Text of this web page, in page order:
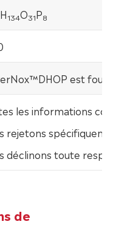
H134O31P8
est
les informations
rejetons
déclinons toute
de